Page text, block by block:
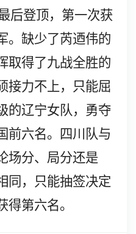
后登顶，第一次获
。缺少了芮迺伟的
取得了九战全胜的
接力不上，只能屈
的辽宁女队，勇夺
前六名。四川队与
场分、局分还是
同，只能抽签决定
得第六名。